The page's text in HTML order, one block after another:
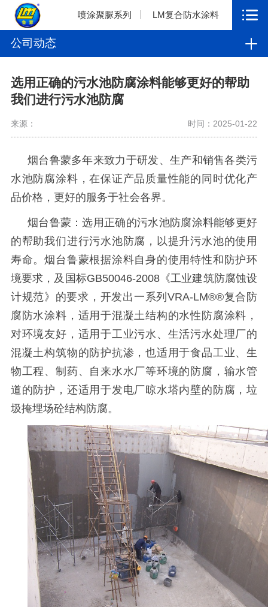
喷涂聚脲系列 LM复合防水涂料
公司动态
选用正确的污水池防腐涂料能够更好的帮助
我们进行污水池防腐
来源： 时间：2025-01-22
烟台鲁蒙多年来致力于研发、生产和销售各类污
水池防腐涂料，在保证产品质量性能的同时优化产
品价格，更好的服务于社会各界。
烟台鲁蒙：选用正确的污水池防腐涂料能够更好
的帮助我们进行污水池防腐，以提升污水池的使用
寿命。烟台鲁蒙根据涂料自身的使用特性和防护环
境要求，及国标GB50046-2008《工业建筑防腐蚀设
计规范》的要求，开发出一系列 VRA-LM®®复合防
腐防水涂料，适用于混凝土结构的水性防腐涂料，
对环境友好，适用于工业污水、生活污水处理厂的
混凝土构筑物的防护抗渗，也适用于食品工业、生
物工程、制药、自来水水厂等环境的防腐，输水管
道的防护，还适用于发电厂晾水塔内壁的防腐，垃
圾掩埋场砼结构防腐。